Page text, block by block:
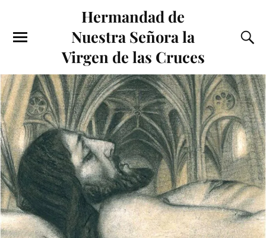
Hermandad de
Nuestra Señora la
Virgen de las Cruces